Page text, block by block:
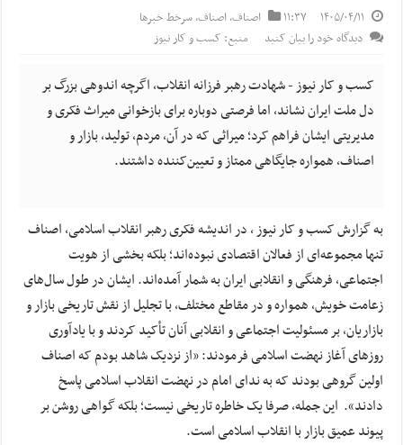
۱۴۰۵/۰۴/۱۱ ۱۱:۳۷ اصناف,اصناف,سرخط خبرها
دیدگاه خود را بیان کنید
منبع: کسب و کار نیوز
کسب و کار نیوز - شهادت رهبر فرزانه انقلاب، اگرچه اندوهی بزرگ بر
دل ملت ایران نشاند، اما فرصتی دوباره برای بازخوانی میراث فکری و
مدیریتی ایشان فراهم کرد؛ میراثی که در آن، مردم، تولید، بازار و
اصناف، همواره جایگاهی ممتاز و تعیین‌کننده داشتند.
به گزارش کسب و کار نیوز ، در اندیشه فکری رهبر انقلاب اسلامی، اصناف
تنها مجموعه‌ای از فعالان اقتصادی نبوده‌اند؛ بلکه بخشی از هویت
اجتماعی، فرهنگی و انقلابی ایران به شمار آمده‌اند. ایشان در طول سال‌های
زعامت خویش، همواره و در مقاطع مختلف، با تجلیل از نقش تاریخی بازار و
بازاریان، بر مسئولیت اجتماعی و انقلابی آنان تأکید کردند و با یادآوری
روزهای آغاز نهضت اسلامی فرمودند: «از نزدیک شاهد بودم که اصناف
اولین گروهی بودند که به ندای امام در نهضت انقلاب اسلامی پاسخ
دادند». این جمله، صرفا یک خاطره تاریخی نیست؛ بلکه گواهی روشن بر
پیوند عمیق بازار با انقلاب اسلامی است.